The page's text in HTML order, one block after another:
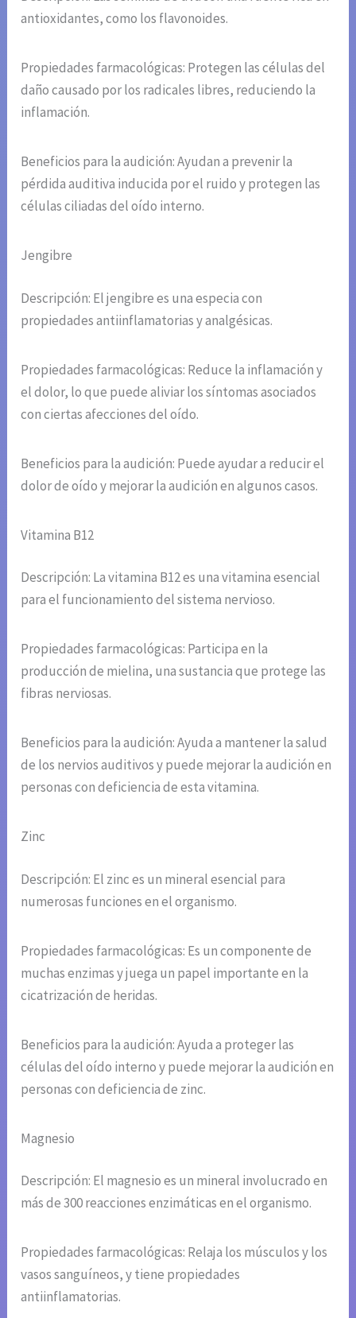
antioxidantes, como los flavonoides.
Propiedades farmacológicas: Protegen las células del
daño causado por los radicales libres, reduciendo la
inflamación.
Beneficios para la audición: Ayudan a prevenir la
pérdida auditiva inducida por el ruido y protegen las
células ciliadas del oído interno.
Jengibre
Descripción: El jengibre es una especia con
propiedades antiinflamatorias y analgésicas.
Propiedades farmacológicas: Reduce la inflamación y
el dolor, lo que puede aliviar los síntomas asociados
con ciertas afecciones del oído.
Beneficios para la audición: Puede ayudar a reducir el
dolor de oído y mejorar la audición en algunos casos.
Vitamina B12
Descripción: La vitamina B12 es una vitamina esencial
para el funcionamiento del sistema nervioso.
Propiedades farmacológicas: Participa en la
producción de mielina, una sustancia que protege las
fibras nerviosas.
Beneficios para la audición: Ayuda a mantener la salud
de los nervios auditivos y puede mejorar la audición en
personas con deficiencia de esta vitamina.
Zinc
Descripción: El zinc es un mineral esencial para
numerosas funciones en el organismo.
Propiedades farmacológicas: Es un componente de
muchas enzimas y juega un papel importante en la
cicatrización de heridas.
Beneficios para la audición: Ayuda a proteger las
células del oído interno y puede mejorar la audición en
personas con deficiencia de zinc.
Magnesio
Descripción: El magnesio es un mineral involucrado en
más de 300 reacciones enzimáticas en el organismo.
Propiedades farmacológicas: Relaja los músculos y los
vasos sanguíneos, y tiene propiedades
antiinflamatorias.